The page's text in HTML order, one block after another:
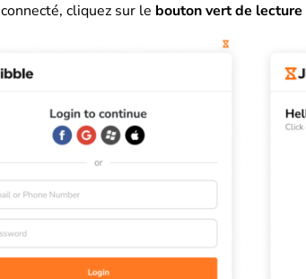
cliquez sur le bouton vert de lecture